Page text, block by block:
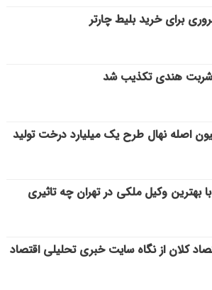
برای خرید بلیط چارتر
شربت هندی تکذیب شد
اصله نهال طرح یک میلیارد درخت تولید
بهترین وکیل ملکی در تهران چه تاثیری
کلان از نگاه سایت خبری تحلیلی اقتصاد